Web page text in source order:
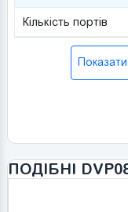
Кількість портів
ПОДІБНІ